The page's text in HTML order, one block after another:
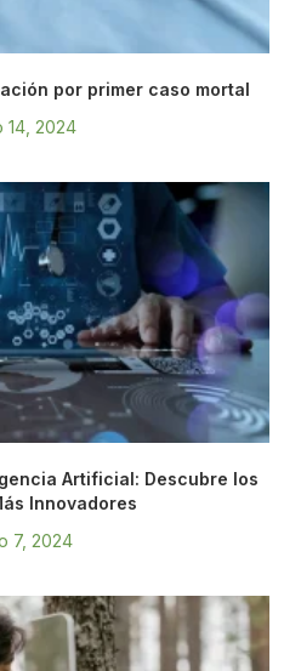
por primer caso mortal
14, 2024
Artificial: Descubre los
Innovadores
7, 2024